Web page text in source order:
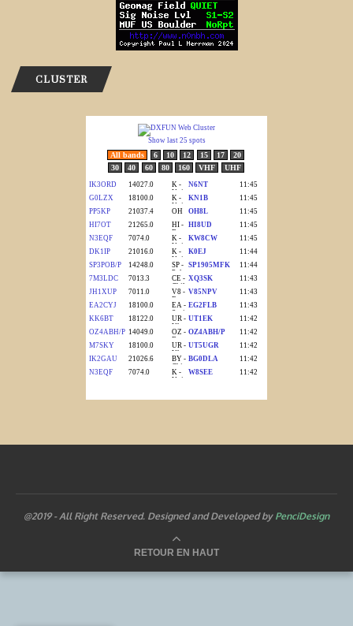
CLUSTER
@2019 - All Right Reserved. Designed and Developed by PenciDesign
RETOUR EN HAUT